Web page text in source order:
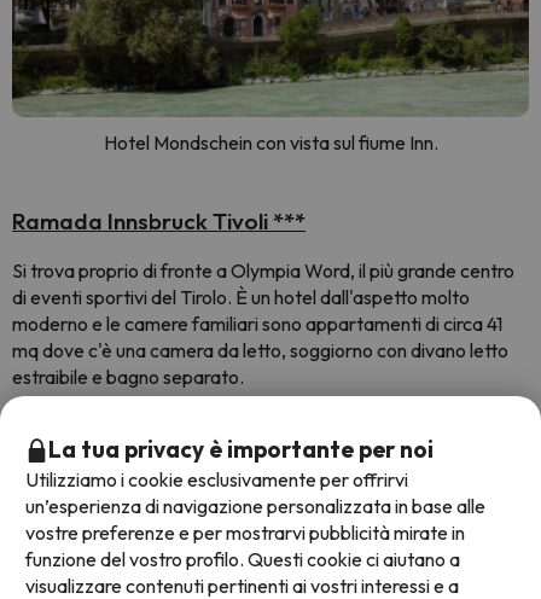
Hotel Mondschein con vista sul fiume Inn.
Ramada Innsbruck Tivoli ***
Si trova proprio di fronte a Olympia Word, il più grande centro
di eventi sportivi del Tirolo. È un hotel dall'aspetto molto
moderno e le camere familiari sono appartamenti di circa 41
mq dove c'è una camera da letto, soggiorno con divano letto
estraibile e bagno separato.
La tua privacy è importante per noi
Utilizziamo i cookie esclusivamente per offrirvi
un’esperienza di navigazione personalizzata in base alle
vostre preferenze e per mostrarvi pubblicità mirate in
funzione del vostro profilo. Questi cookie ci aiutano a
visualizzare contenuti pertinenti ai vostri interessi e a